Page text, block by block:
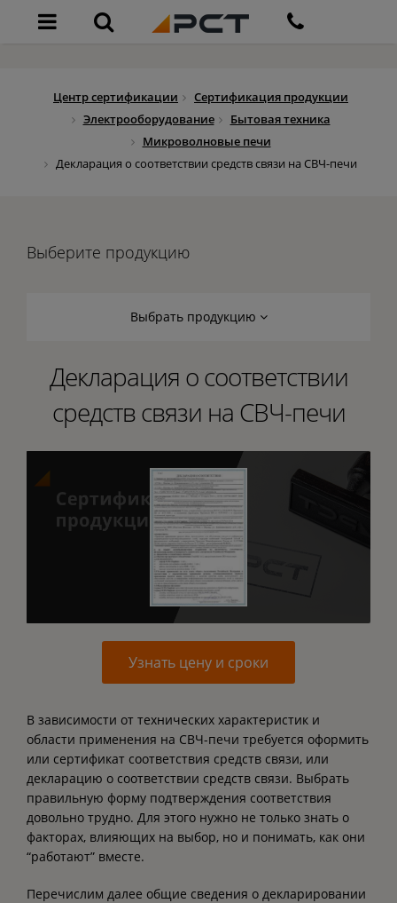
Центр сертификации
Сертификация продукции
Электрооборудование
Бытовая техника
Микроволновые печи
Декларация о соответствии средств связи на СВЧ-печи
Выберите продукцию
Выбрать продукцию
Декларация о соответствии
средств связи на СВЧ-печи
Узнать цену и сроки
В зависимости от технических характеристик и
области применения на СВЧ-печи требуется оформить
или сертификат соответствия средств связи, или
декларацию о соответствии средств связи. Выбрать
правильную форму подтверждения соответствия
довольно трудно. Для этого нужно не только знать о
факторах, влияющих на выбор, но и понимать, как они
“работают” вместе.
Перечислим далее общие сведения о декларировании